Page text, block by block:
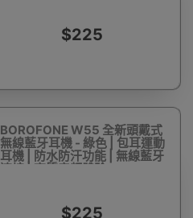
$225
BOROFONE W55 全新頭戴式
無線藍牙耳機 - 綠色 | 包耳運動
耳機 | 防水防汗功能 | 無線藍牙
連接 | 高質音頻體驗
$225